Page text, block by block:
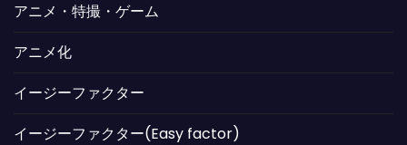
アニメ・特撮・ゲーム
アニメ化
イージーファクター
イージーファクター(Easy factor)